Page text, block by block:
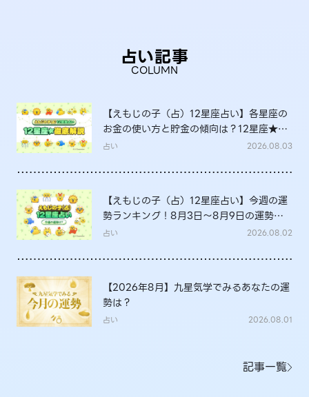
占い記事
COLUMN
【えもじの子（占）12星座占い】各星座の
お金の使い方と貯金の傾向は？12星座★徹
底解説
占い 2026.08.03
【えもじの子（占）12星座占い】今週の運
勢ランキング！8月3日～8月9日の運勢
は？
占い 2026.08.02
【2026年8月】九星気学でみるあなたの運
勢は？
占い 2026.08.01
記事一覧